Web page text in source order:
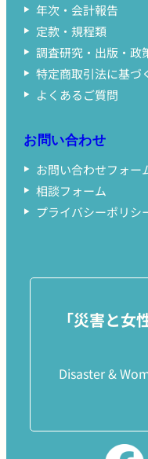
年次・会計報告
定款・規程類
調査研究・出版・政
特定商取引法に基づ
よくあるご質問
お問い合わせ
お問い合わせフォー
相談フォーム
プライバシーポリシ
「災害と女
Disaster &